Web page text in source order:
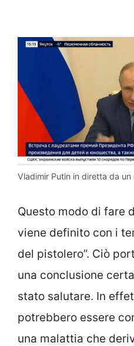
Vladimir Putin in diretta da
Questo modo di fare
viene definito con i
del pistolero”. Ciò
una conclusione
stato salutare. In
potrebbero essere
una malattia che